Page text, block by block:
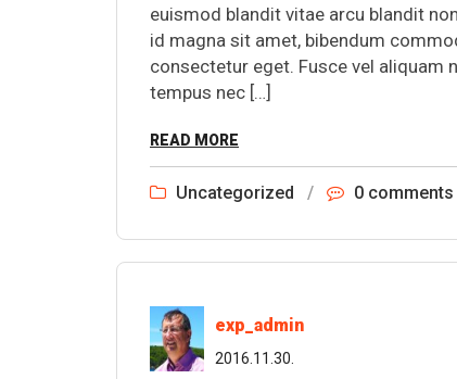
euismod blandit vitae arcu blandit
id magna sit amet, bibendum
consectetur eget. Fusce vel aliquam
tempus nec […]
READ MORE
Uncategorized / 0 comments
exp_admin
2016.11.30.